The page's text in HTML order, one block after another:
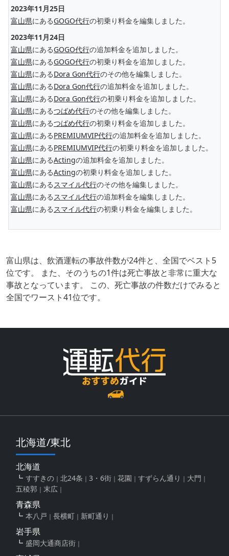
2023年11月25日
富山県にあるGOGO代行の初乗り料金を編集しました。
2023年11月24日
富山県にあるGOGO代行の追加料金を追加しました。
富山県にあるGOGO代行の初乗り料金を追加しました。
富山県にあるDora Gon代行のその他を編集しました。
富山県にあるDora Gon代行の追加料金を追加しました。
富山県にあるDora Gon代行の初乗り料金を追加しました。
富山県にあるつばめ代行のその他を編集しました。
富山県にあるつばめ代行の初乗り料金を追加しました。
富山県にあるPREMIUMVIP代行の追加料金を追加しました。
富山県にあるPREMIUMVIP代行の初乗り料金を追加しました。
富山県にあるActingの追加料金を追加しました。
富山県にあるActingの初乗り料金を追加しました。
富山県にある スマイル代行のその他を編集しました。
富山県にある スマイル代行の追加料金を編集しました。
富山県にある スマイル代行の初乗り料金を編集しました。
富山県は、飲酒運転の事故件数が24件と、全国でベスト5
位です。 また、そのうちの1件は死亡事故と非常に重大な
事故となっています。 この、死亡事故の件数だけでみると
全国でワースト41位です。
北海道/東北
北海道
すすきの 北24条 3・6街 花園 すずらん通り
大門
五稜郭
末広
青森県
本八戸 長横町 新町通り
岩手県
盛岡大通商店街